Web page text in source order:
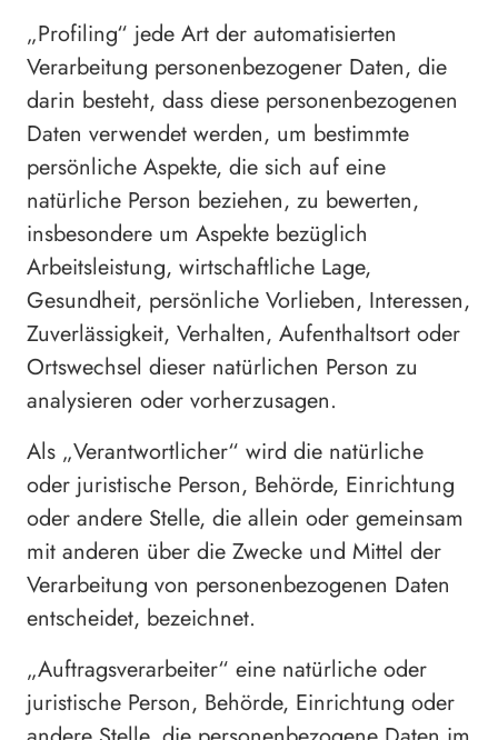
„Profiling“ jede Art der automatisierten
Verarbeitung personenbezogener Daten, die
darin besteht, dass diese personenbezogenen
Daten verwendet werden, um bestimmte
persönliche Aspekte, die sich auf eine
natürliche Person beziehen, zu bewerten,
insbesondere um Aspekte bezüglich
Arbeitsleistung, wirtschaftliche Lage,
Gesundheit, persönliche Vorlieben, Interessen,
Zuverlässigkeit, Verhalten, Aufenthaltsort oder
Ortswechsel dieser natürlichen Person zu
analysieren oder vorherzusagen.
Als „Verantwortlicher“ wird die natürliche
oder juristische Person, Behörde, Einrichtung
oder andere Stelle, die allein oder gemeinsam
mit anderen über die Zwecke und Mittel der
Verarbeitung von personenbezogenen Daten
entscheidet, bezeichnet.
„Auftragsverarbeiter“ eine natürliche oder
juristische Person, Behörde, Einrichtung oder